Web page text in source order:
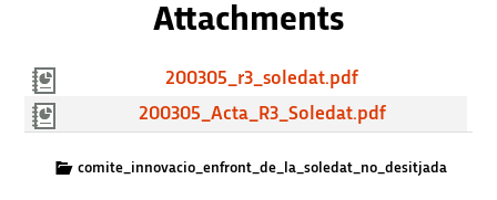
Attachments
200305_r3_soledat.pdf
200305_Acta_R3_Soledat.pdf
comite_innovacio_enfront_de_la_soledat_no_desitjada